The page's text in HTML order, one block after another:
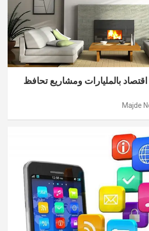
اقتصاد بالمليارات ومشاريع تحافظ
Majde